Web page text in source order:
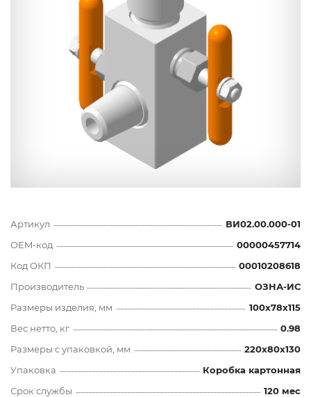
Артикул
ВИ02.00.000-01
OEM-код
00000457714
Код ОКП
00010208618
Производитель
ОЗНА-ИС
Размеры изделия, мм
100x78x115
Вес нетто, кг
0.98
Размеры с упаковкой, мм
220x80x130
Упаковка
Коробка картонная
Срок службы
120 мес